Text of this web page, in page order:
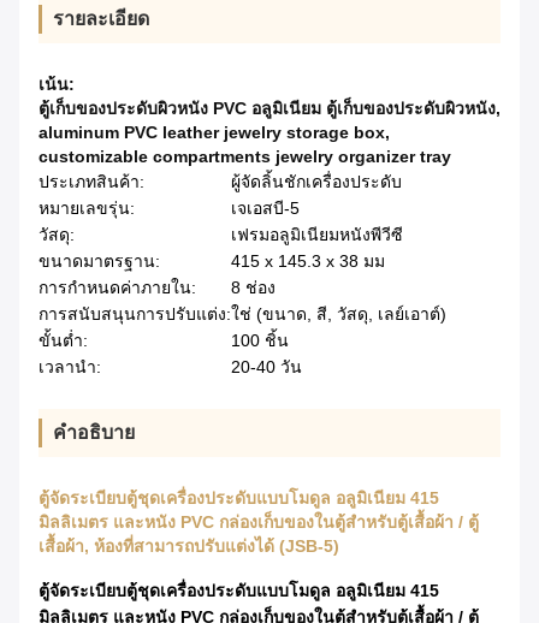
รายละเอียด
เน้น:
ตู้เก็บของประดับผิวหนัง PVC อลูมิเนียม ตู้เก็บของประดับผิวหนัง,
aluminum PVC leather jewelry storage box,
customizable compartments jewelry organizer tray
ประเภทสินค้า:
ผู้จัดลิ้นชักเครื่องประดับ
หมายเลขรุ่น:
เจเอสบี-5
วัสดุ:
เฟรมอลูมิเนียมหนังพีวีซี
ขนาดมาตรฐาน:
415 x 145.3 x 38 มม
การกำหนดค่าภายใน:
8 ช่อง
การสนับสนุนการปรับแต่ง:ใช่ (ขนาด, สี, วัสดุ, เลย์เอาต์)
ขั้นต่ำ:
100 ชิ้น
เวลานำ:
20-40 วัน
คําอธิบาย
ตู้จัดระเบียบตู้ชุดเครื่องประดับแบบโมดูล อลูมิเนียม 415
มิลลิเมตร และหนัง PVC กล่องเก็บของในตู้สําหรับตู้เสื้อผ้า / ตู้
เสื้อผ้า, ห้องที่สามารถปรับแต่งได้ (JSB-5)
ตู้จัดระเบียบตู้ชุดเครื่องประดับแบบโมดูล อลูมิเนียม 415
มิลลิเมตร และหนัง PVC กล่องเก็บของในตู้สําหรับตู้เสื้อผ้า / ตู้